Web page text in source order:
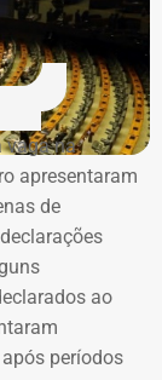
nosso setor —
na América
não terá
consultoria
pesquisa
vaga na
apresentaram
de
ao
períodos